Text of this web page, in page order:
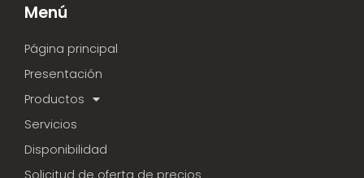
Menú
Página principal
Presentación
Productos
Servicios
Disponibilidad
Solicitud de oferta de precios